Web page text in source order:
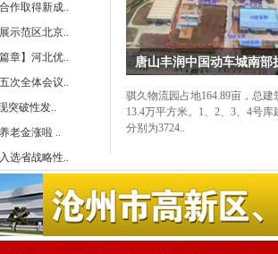
秦皇岛市海港区厂房、库房
作取得新成..
示范区北京..
章】河北优..
次全体会议..
突破性发..
老金涨啦 ..
选省战略性..
唐山丰润中国动车城南部
骐久物流园占地164.89亩，总建
13.4万平方米。1、2、3、4号库
分别为3724..